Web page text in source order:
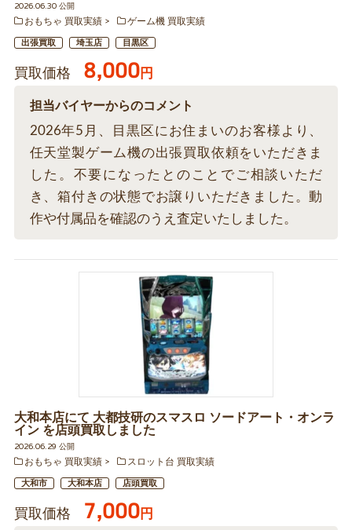
2026.06.30 公開
おもちゃ 買取実績
ゲーム機 買取実績
出張買取 埼玉店 目黒区
買取価格 8,000円
担当バイヤーからのコメント
2026年5月、目黒区にお住まいのお客様より、
任天堂製ゲーム機の出張買取依頼をいただきま
した。不要になったとのことでご相談いただ
き、箱付きの状態でお譲りいただきました。動
作や付属品を確認のうえ査定いたしました。
大和本店にて 大都技研のスマスロ ソードアート・オンラ
イン を店頭買取しました
2026.06.29 公開
おもちゃ 買取実績
スロット台 買取実績
大和市 大和本店 店頭買取
買取価格 7,000円